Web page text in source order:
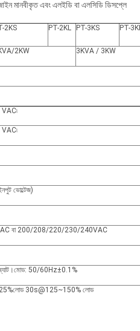
মানবীকৃত এবং এলইডি বা এলসিডি ডিসপ্লে
2KS PT-2KL PT-3KS PT-
2KW 3KVA / 3KW
ভোল্টেজ)
বা 200/208/220/230/240VAC
ব্যাট।মোড: 50/60Hz±0.1%
30s@125~150% লোড